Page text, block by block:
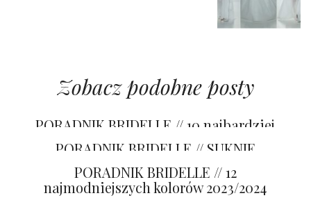
Zobacz podobne posty
PORADNIK BRIDELLE // 10 najbardziej
pożądanych trendów 2023/2024
PORADNIK BRIDELLE // SUKNIE
ŚLUBNE TRENDY 2023/2024
PORADNIK BRIDELLE // 12
najmodniejszych kolorów 2023/2024